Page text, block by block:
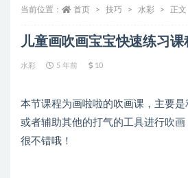
当前位置： 首页 技巧 水彩 正文
儿童画吹画宝宝快速练习课
水彩 5 年前 10
本节课程为画啦啦的吹画课，主要
或者辅助其他的打气的工具进行吹
很不错哦！